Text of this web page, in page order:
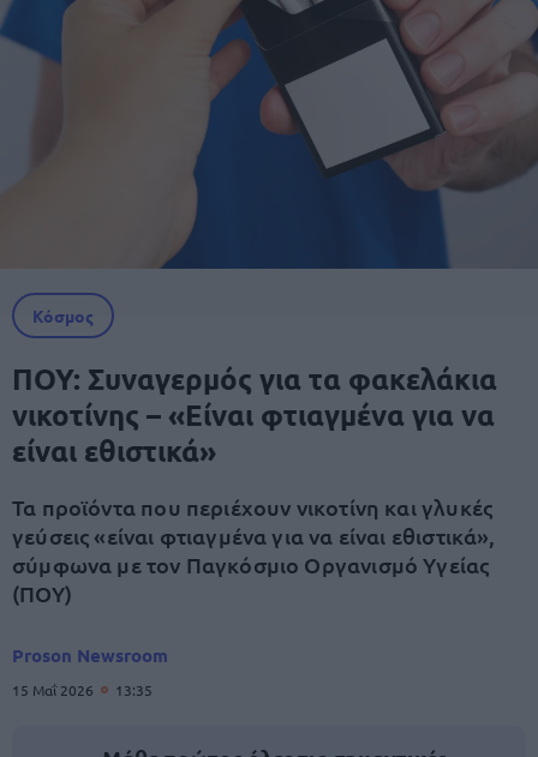
Κόσμος
ΠΟΥ: Συναγερμός για τα φακελάκια
νικοτίνης – «Είναι φτιαγμένα για να
είναι εθιστικά»
Τα προϊόντα που περιέχουν νικοτίνη και γλυκές
γεύσεις «είναι φτιαγμένα για να είναι εθιστικά»,
σύμφωνα με τον Παγκόσμιο Οργανισμό Υγείας
(ΠΟΥ)
Proson Newsroom
15 Μαΐ 2026 13:35